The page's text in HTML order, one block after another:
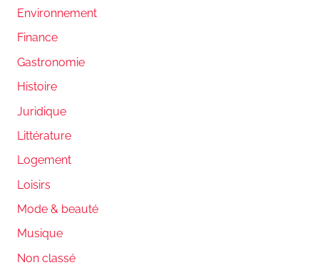
Environnement
Finance
Gastronomie
Histoire
Juridique
Littérature
Logement
Loisirs
Mode & beauté
Musique
Non classé